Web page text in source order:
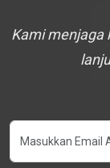
Kami menjaga